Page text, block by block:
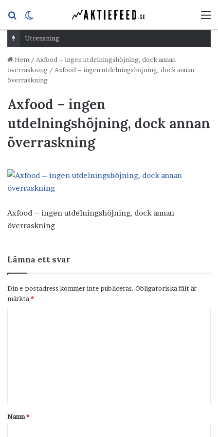
Sök
efterskin
Utrensning
Hem / Axfood – ingen utdelningshöjning, dock annan
överraskning / Axfood – ingen utdelningshöjning, dock annan
överraskning
Axfood – ingen
utdelningshöjning, dock annan
överraskning
Axfood – ingen utdelningshöjning, dock annan
överraskning
Lämna ett svar
Din e-postadress kommer inte publiceras. Obligatoriska fält är
märkta *
t
a
Namn*